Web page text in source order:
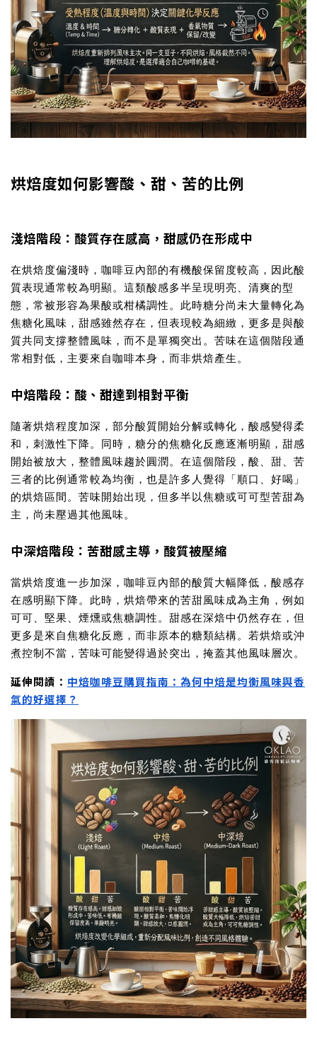
烘焙度如何影響酸、甜、苦的比例
淺焙階段：酸質存在感高，甜感仍在形成中
在烘焙度偏淺時，咖啡豆內部的有機酸保留度較高，因此酸
質表現通常較為明顯。這類酸感多半呈現明亮、清爽的型
態，常被形容為果酸或柑橘調性。此時糖分尚未大量轉化為
焦糖化風味，甜感雖然存在，但表現較為細緻，更多是與酸
質共同支撐整體風味，而不是單獨突出。苦味在這個階段通
常相對低，主要來自咖啡本身，而非烘焙產生。
中焙階段：酸、甜達到相對平衡
隨著烘焙程度加深，部分酸質開始分解或轉化，酸感變得柔
和，刺激性下降。同時，糖分的焦糖化反應逐漸明顯，甜感
開始被放大，整體風味趨於圓潤。在這個階段，酸、甜、苦
三者的比例通常較為均衡，也是許多人覺得「順口、好喝」
的烘焙區間。苦味開始出現，但多半以焦糖或可可型苦甜為
主，尚未壓過其他風味。
中深焙階段：苦甜感主導，酸質被壓縮
當烘焙度進一步加深，咖啡豆內部的酸質大幅降低，酸感存
在感明顯下降。此時，烘焙帶來的苦甜風味成為主角，例如
可可、堅果、煙燻或焦糖調性。甜感在深焙中仍然存在，但
更多是來自焦糖化反應，而非原本的糖類結構。若烘焙或沖
煮控制不當，苦味可能變得過於突出，掩蓋其他風味層次。
延伸閱讀： 中焙咖啡豆購買指南：為何中焙是均衡風味與香
氣的好選擇？